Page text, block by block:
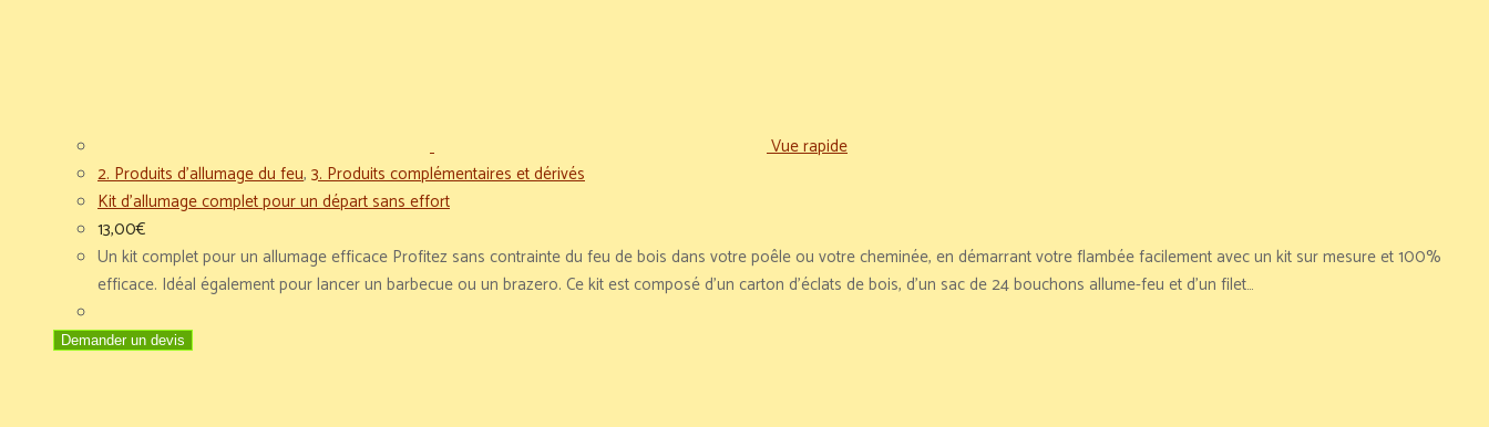
Vue rapide
2. Produits d'allumage du feu, 3. Produits complémentaires et dérivés
Kit d’allumage complet pour un départ sans effort
13,00€
Un kit complet pour un allumage efficace Profitez sans contrainte du feu de bois dans votre poêle ou votre cheminée, en démarrant votre flambée facilement avec un kit sur mesure et 100%
efficace. Idéal également pour lancer un barbecue ou un brazero. Ce kit est composé d'un carton d'éclats de bois, d'un sac de 24 bouchons allume-feu et d'un filet…
Demander un devis